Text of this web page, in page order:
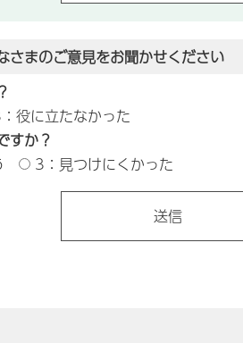
さまのご意見をお聞かせください
役に立たなかった
すか？
3：見つけにくかった